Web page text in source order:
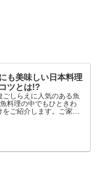
も美味しい日本料理
ツとは!?
しらえに人気のある魚
料理の中でもひときわ
ご紹介します。ご家族